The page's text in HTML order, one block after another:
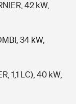
42 kW,
34 kW,
1,1 LC), 40 kW,